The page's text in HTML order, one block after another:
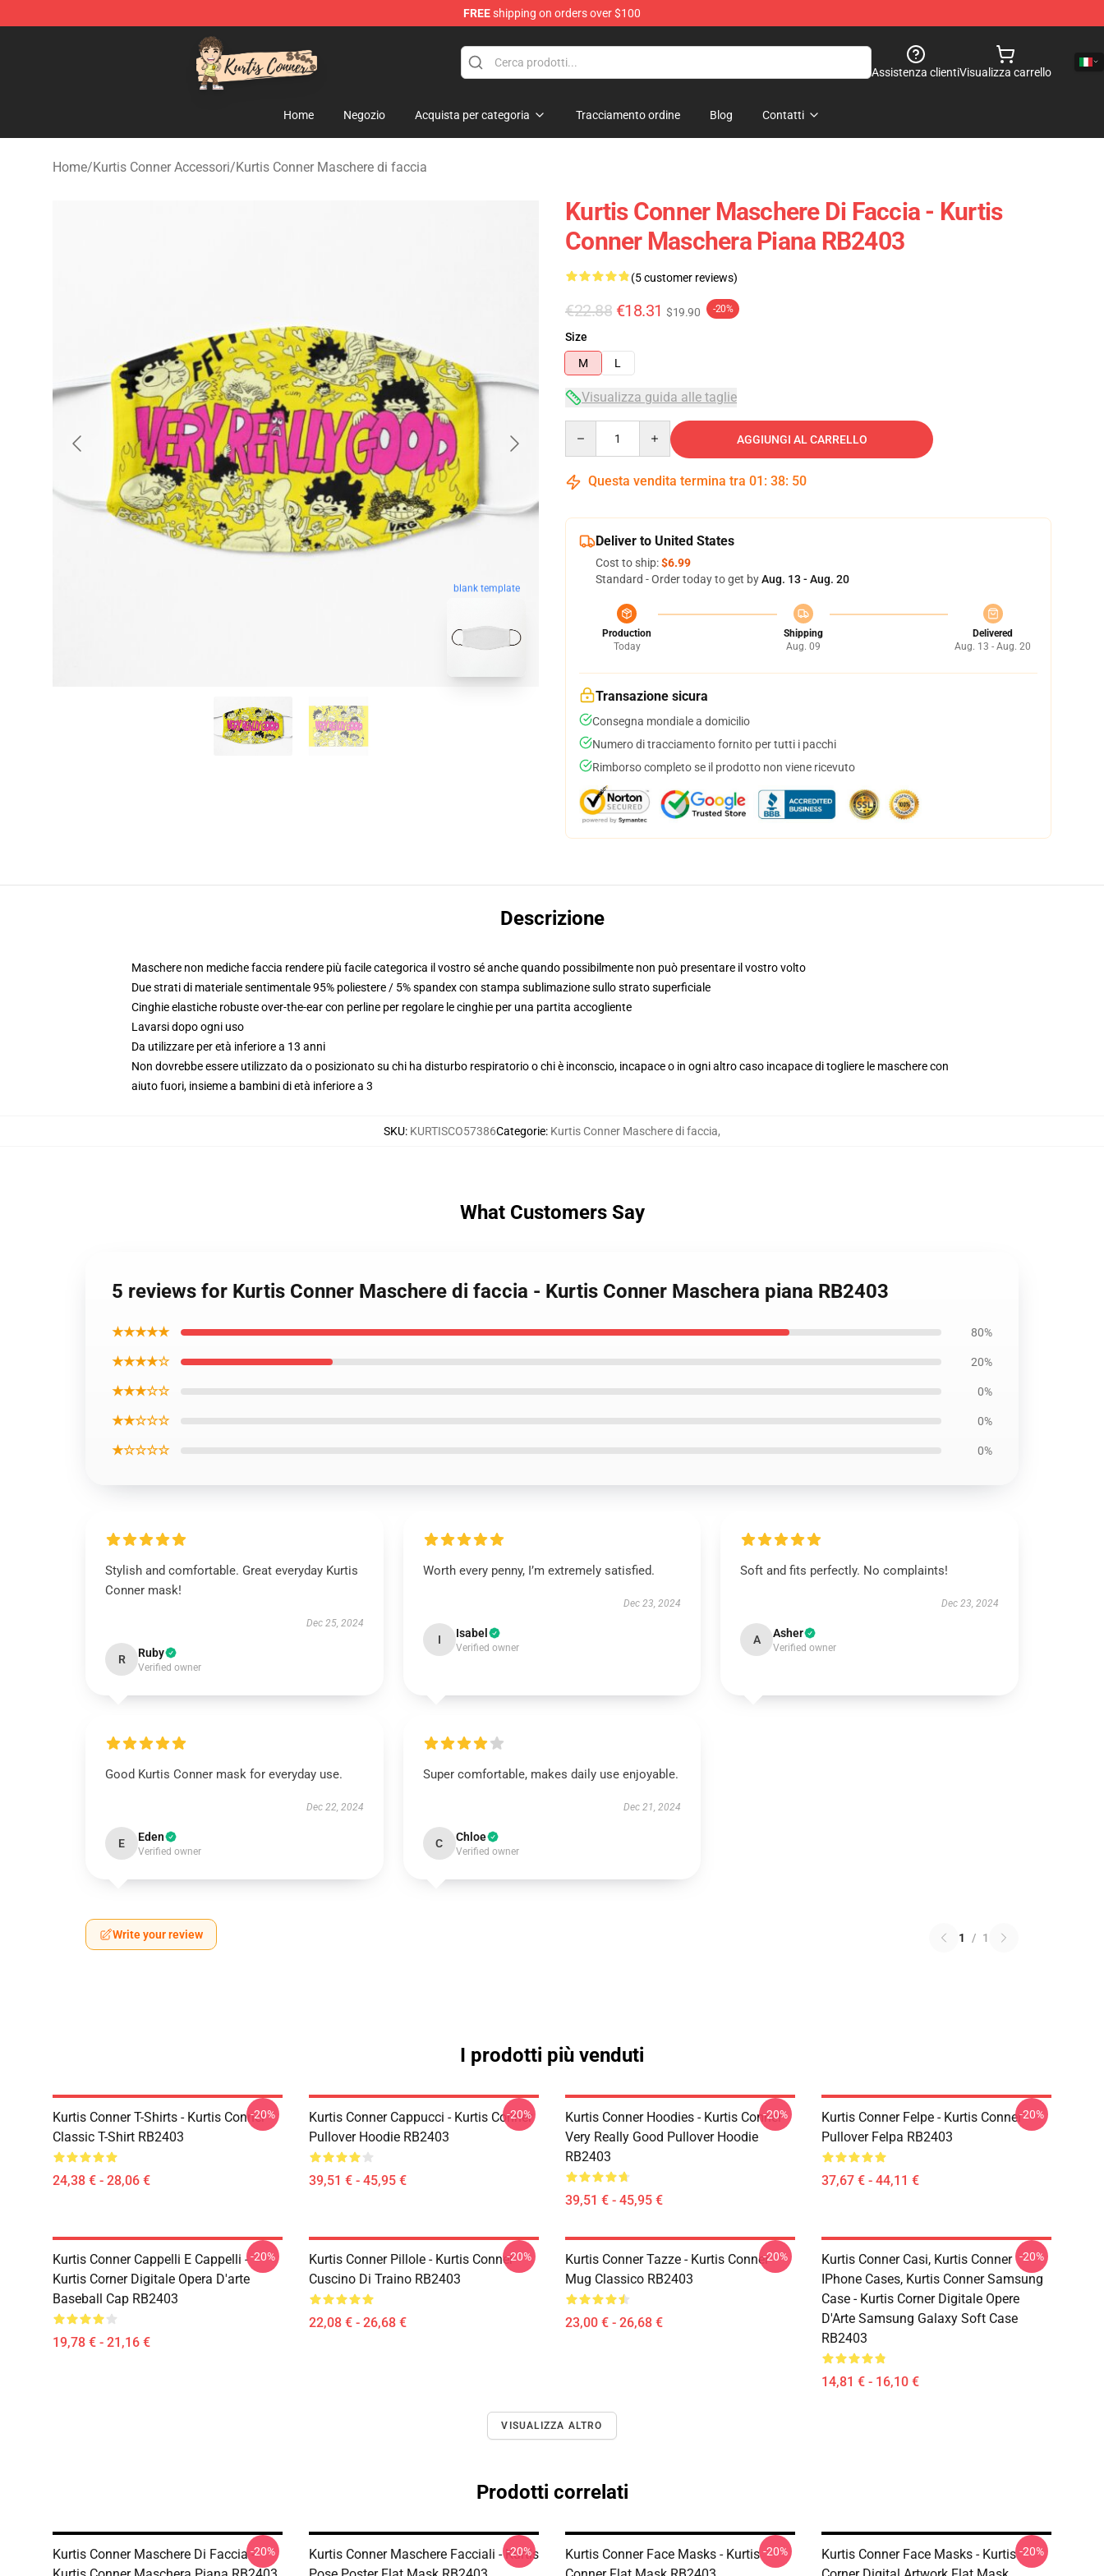
FREEshipping on orders over $100
Kurtis Conner Store - Official Kurtis Conner Merchandise Shop
Assistenza clientiVisualizza carrello
Home Negozio Acquista per categoria Tracciamento ordine Blog Contatti
Home/Kurtis Conner Accessori/Kurtis Conner Maschere di faccia
blank template
Kurtis Conner Maschere Di Faccia - Kurtis
Conner Maschera Piana RB2403
(5 customer reviews)
€22.88 €18.31 $19.90 -20%
Size
M
L
Visualizza guida alle taglie
AGGIUNGI AL CARRELLO
Questa vendita termina tra 01 : 38: 49
Deliver to United States
Cost to ship:$6.99
Standard - Order today to get byAug. 13 - Aug. 20
Production
Today
Shipping
Aug. 09
Delivered
Aug. 13 - Aug. 20
Transazione sicura
Consegna mondiale a domicilio
Numero di tracciamento fornito per tutti i pacchi
Rimborso completo se il prodotto non viene ricevuto
Descrizione
Maschere non mediche faccia rendere più facile categorica il vostro sé anche quando possibilmente non può presentare il vostro volto
Due strati di materiale sentimentale 95% poliestere / 5% spandex con stampa sublimazione sullo strato superficiale
Cinghie elastiche robuste over-the-ear con perline per regolare le cinghie per una partita accogliente
Lavarsi dopo ogni uso
Da utilizzare per età inferiore a 13 anni
Non dovrebbe essere utilizzato da o posizionato su chi ha disturbo respiratorio o chi è inconscio, incapace o in ogni altro caso incapace di togliere le maschere con
aiuto fuori, insieme a bambini di età inferiore a 3
SKU: KURTISCO57386Categorie: Kurtis Conner Maschere di faccia,
What Customers Say
5 reviews for Kurtis Conner Maschere di faccia - Kurtis Conner Maschera piana RB2403
★★★★★ 80%
★★★★☆ 20%
★★★☆☆ 0%
★★☆☆☆ 0%
★☆☆☆☆ 0%
Stylish and comfortable. Great everyday Kurtis
Conner mask!
Dec 25, 2024
R Ruby
Verified owner
Worth every penny, I’m extremely satisfied.
Dec 23, 2024
I Isabel
Verified owner
Soft and fits perfectly. No complaints!
Dec 23, 2024
A Asher
Verified owner
Good Kurtis Conner mask for everyday use.
Dec 22, 2024
E Eden
Verified owner
Super comfortable, makes daily use enjoyable.
Dec 21, 2024
C Chloe
Verified owner
Write your review 1 / 1
I prodotti più venduti
Kurtis Conner T-Shirts - Kurtis Conner
Classic T-Shirt RB2403
24,38 € - 28,06 €
-20%
Kurtis Conner Cappucci - Kurtis Conner
Pullover Hoodie RB2403
39,51 € - 45,95 €
-20%
Kurtis Conner Hoodies - Kurtis Conner
Very Really Good Pullover Hoodie
RB2403
39,51 € - 45,95 €
-20%
Kurtis Conner Felpe - Kurtis Conner
Pullover Felpa RB2403
37,67 € - 44,11 €
-20%
Kurtis Conner Cappelli E Cappelli -
Kurtis Corner Digitale Opera D'arte
Baseball Cap RB2403
19,78 € - 21,16 €
-20%
Kurtis Conner Pillole - Kurtis Conner
Cuscino Di Traino RB2403
22,08 € - 26,68 €
-20%
Kurtis Conner Tazze - Kurtis Conner
Mug Classico RB2403
23,00 € - 26,68 €
-20%
Kurtis Conner Casi, Kurtis Conner
IPhone Cases, Kurtis Conner Samsung
Case - Kurtis Corner Digitale Opere
D'Arte Samsung Galaxy Soft Case
RB2403
14,81 € - 16,10 €
-20%
VISUALIZZA ALTRO
Prodotti correlati
Kurtis Conner Maschere Di Faccia --20%
Kurtis Conner Maschere Facciali - Kurtis
-20%
Kurtis Conner Face Masks - Kurtis -20%
Kurtis Conner Face Masks - Kurtis -20%